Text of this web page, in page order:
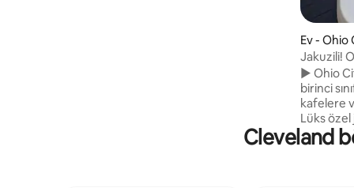
çalışma alanı. • Daire içinde çamaşırhane,
Ev - Ohio
Jakuzili!
Boy Yatak
► Ohio
birinci
kafelere
Lüks özel
istasyonu
özel mini
Cleveland